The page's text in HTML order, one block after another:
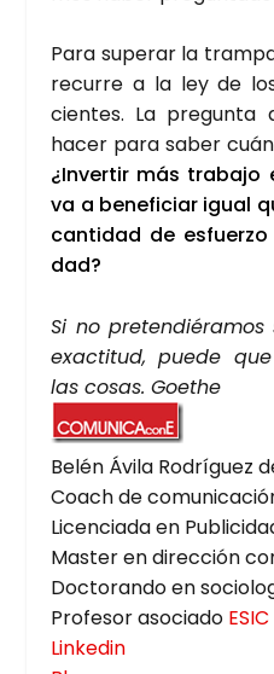
Para supe­rar la
recu­rre a la ley de
cien­tes. La pre­gun­ta
hacer para saber
¿Inver­tir más tra­ba­jo
va a bene­fi­ciar igual
can­ti­dad de
dad?
Si no
exac­ti­tud, pue­de
las cosas. Goethe
Belén Ávi­la Rodrí­guez
Coach de
Licen­cia­da en
Mas­ter en direc­ción
Doc­to­ran­do en
Pro­fe­sor aso­cia­do ESIC
Lin­ke­din